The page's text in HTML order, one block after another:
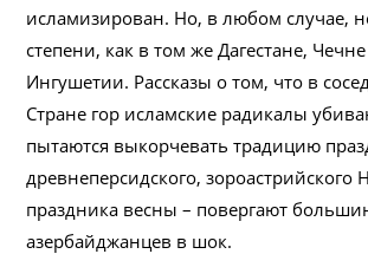
исламизирован. Но, в любом случае,
степени, как в том же Дагестане,
Ингушетии. Рассказы о том, что в
Стране гор исламские радикалы
пытаются выкорчевать традицию
древнеперсидского, зороастрийского
праздника весны – повергают
азербайджанцев в шок.